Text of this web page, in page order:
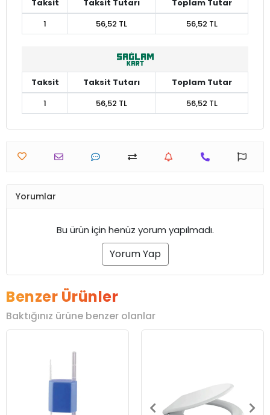
Taksit Taksit Tutarı
Toplam Tutar
1
56,52 TL 56,52 TL
Taksit Taksit Tutarı
Toplam Tutar
1
56,52 TL 56,52 TL
Yorumlar
Bu ürün için henüz yorum yapılmadı.
Yorum Yap
Benzer Ürünler
Baktığınız ürüne benzer olanlar